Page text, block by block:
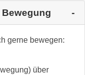
gerne bewegen:
über